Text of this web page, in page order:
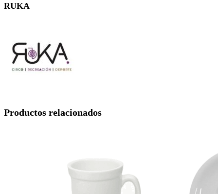
RUKA
Productos relacionados